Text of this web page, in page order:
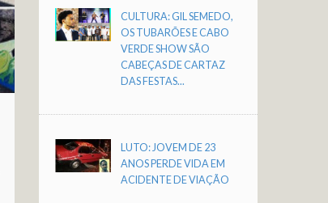
CULTURA: GIL SEMEDO,
OS TUBARÕES E CABO
VERDE SHOW SÃO
CABEÇAS DE CARTAZ
DAS FESTAS...
LUTO: JOVEM DE 23
ANOS PERDE VIDA EM
ACIDENTE DE VIAÇÃO